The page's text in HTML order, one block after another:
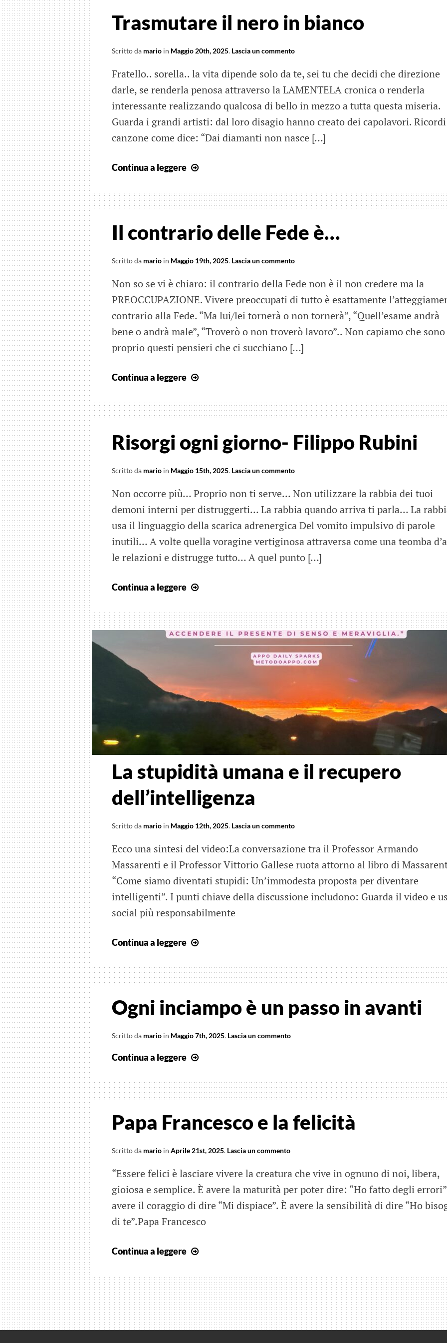
Trasmutare il nero in bianco
Scritto da mario in Maggio 20th, 2025. Lascia un commento
Fratello.. sorella.. la vita dipende solo da te, sei tu che decidi che direzione
darle, se renderla penosa attraverso la LAMENTELA cronica o renderla
interessante realizzando qualcosa di bello in mezzo a tutta questa miseria.
Guarda i grandi artisti: dal loro disagio hanno creato dei capolavori.
canzone come dice: “Dai diamanti non nasce […]
Continua a leggere
nero
in
Il contrario delle Fede è…
Scritto da mario in Maggio 19th, 2025. Lascia un commento
Non so se vi è chiaro: il contrario della Fede non è il non credere ma la
PREOCCUPAZIONE. Vivere preoccupati di tutto è esattamente
contrario alla Fede. “Ma lui/lei tornerà o non tornerà”, “Quell’esame andrà
bene o andrà male”, “Troverò o non troverò lavoro”.. Non capiamo che sono
proprio questi pensieri che ci succhiano […]
Continua a leggere
delle
Fede
Risorgi ogni giorno- Filippo Rubini
Scritto da mario in Maggio 15th, 2025. Lascia un commento
Non occorre più… Proprio non ti serve… Non utilizzare la rabbia dei tuoi
demoni interni per distruggerti… La rabbia quando arriva ti parla… La
usa il linguaggio della scarica adrenergica Del vomito impulsivo di parole
inutili… A volte quella voragine vertiginosa attraversa come una teomba
le relazioni e distrugge tutto… A quel punto […]
Continua a leggere
giorno-
Filippo
Rubini
La stupidità umana e il recupero
dell’intelligenza
Scritto da mario in Maggio 12th, 2025. Lascia un commento
Ecco una sintesi del video:La conversazione tra il Professor Armando
Massarenti e il Professor Vittorio Gallese ruota attorno al libro di
“Come siamo diventati stupidi: Un’immodesta proposta per diventare
intelligenti”. I punti chiave della discussione includono: Guarda il video e
social più responsabilmente
Continua a leggere
umana
e
recupero
Ogni inciampo è un passo in avanti
Scritto da mario in Maggio 7th, 2025. Lascia un commento
Continua a leggere
è
un
in
Papa Francesco e la felicità
Scritto da mario in Aprile 21st, 2025. Lascia un commento
“Essere felici è lasciare vivere la creatura che vive in ognuno di noi, libera,
gioiosa e semplice. È avere la maturità per poter dire: “Ho fatto degli
avere il coraggio di dire “Mi dispiace”. È avere la sensibilità di dire “Ho
di te”.Papa Francesco
Continua a leggere
e
la
felicità